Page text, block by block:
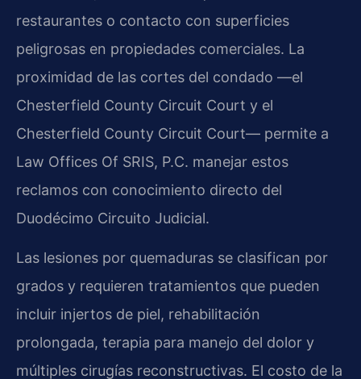
restaurantes o contacto con superficies
peligrosas en propiedades comerciales. La
proximidad de las cortes del condado —el
Chesterfield County Circuit Court y el
Chesterfield County Circuit Court— permite a
Law Offices Of SRIS, P.C. manejar estos
reclamos con conocimiento directo del
Duodécimo Circuito Judicial.
Las lesiones por quemaduras se clasifican por
grados y requieren tratamientos que pueden
incluir injertos de piel, rehabilitación
prolongada, terapia para manejo del dolor y
múltiples cirugías reconstructivas. El costo de la